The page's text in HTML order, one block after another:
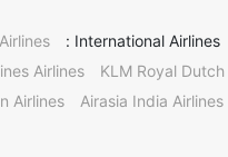
International Airlines :
KLM Royal
Airlines
Airasia India Airlines
Airlines